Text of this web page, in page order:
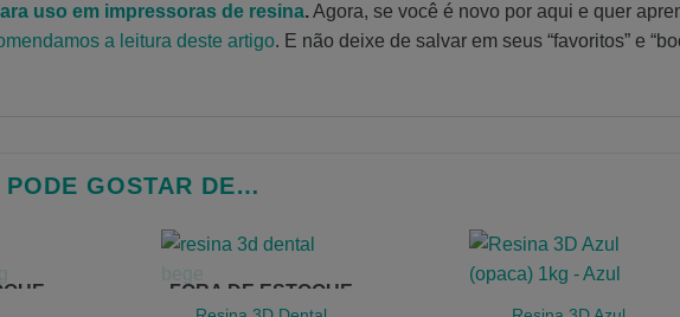
uso em impressoras de resina.Agora, se você é novo por aqui e quer
a leitura deste artigo. E não deixe de salvar em seus “favoritos” e
PODE GOSTAR DE…
FORA DE ESTOQUE